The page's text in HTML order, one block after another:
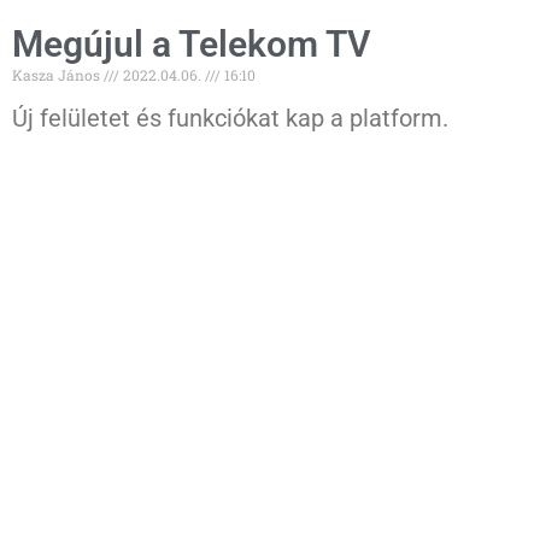
Megújul a Telekom TV
Kasza János 2022.04.06. 16:10
Új felületet és funkciókat kap a platform.